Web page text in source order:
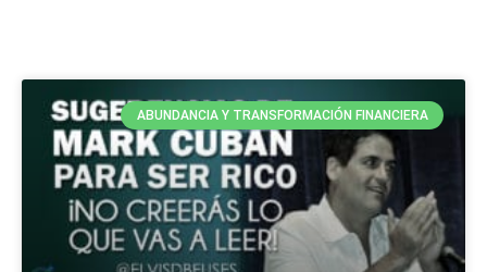
ABUNDANCIA Y TRANSFORMACIÓN FINANCIERA